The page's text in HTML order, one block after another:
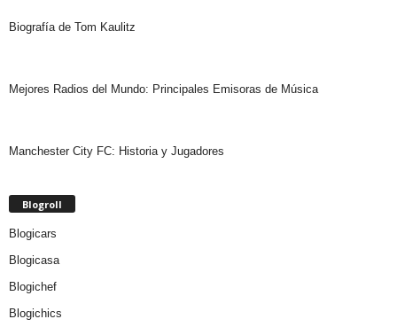
Biografía de Tom Kaulitz
Mejores Radios del Mundo: Principales Emisoras de Música
Manchester City FC: Historia y Jugadores
Blogroll
Blogicars
Blogicasa
Blogichef
Blogichics